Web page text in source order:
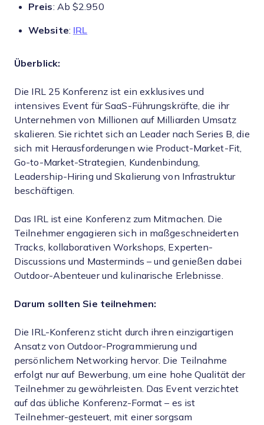
Preis: Ab $2.950
Website: IRL
Überblick:
Die IRL 25 Konferenz ist ein exklusives und
intensives Event für SaaS-Führungskräfte, die ihr
Unternehmen von Millionen auf Milliarden Umsatz
skalieren. Sie richtet sich an Leader nach Series B, die
sich mit Herausforderungen wie Product-Market-Fit,
Go-to-Market-Strategien, Kundenbindung,
Leadership-Hiring und Skalierung von Infrastruktur
beschäftigen.
Das IRL ist eine Konferenz zum Mitmachen. Die
Teilnehmer engagieren sich in maßgeschneiderten
Tracks, kollaborativen Workshops, Experten-
Discussions und Masterminds – und genießen dabei
Outdoor-Abenteuer und kulinarische Erlebnisse.
Darum sollten Sie teilnehmen:
Die IRL-Konferenz sticht durch ihren einzigartigen
Ansatz von Outdoor-Programmierung und
persönlichem Networking hervor. Die Teilnahme
erfolgt nur auf Bewerbung, um eine hohe Qualität der
Teilnehmer zu gewährleisten. Das Event verzichtet
auf das übliche Konferenz-Format – es ist
Teilnehmer-gesteuert, mit einer sorgsam